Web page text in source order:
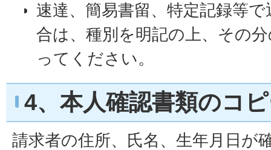
速達、簡易書留、特定記録等
合は、種別を明記の上、その
ってください。
4、本人確認書類のコ
請求者の住所、氏名、生年月日が